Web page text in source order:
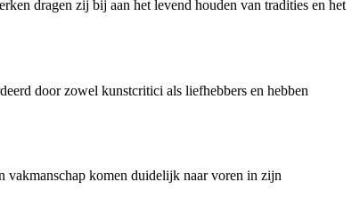
dragen zij bij aan het levend houden van tradities en het
door zowel kunstcritici als liefhebbers en hebben
vakmanschap komen duidelijk naar voren in zijn